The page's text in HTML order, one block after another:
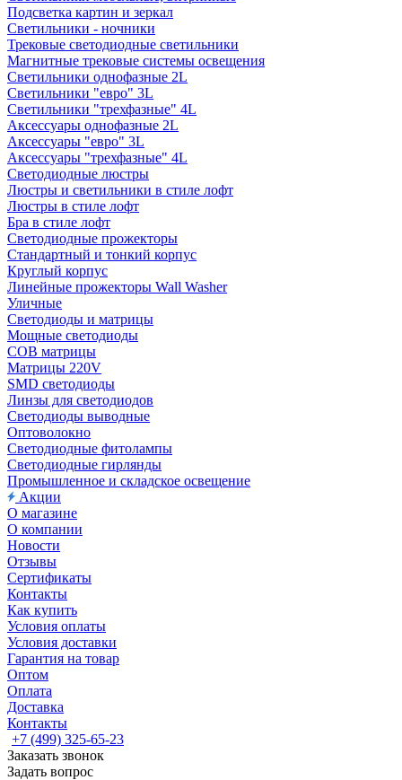
Подсветка картин и зеркал
Светильники - ночники
Трековые светодиодные светильники
Магнитные трековые системы освещения
Светильники однофазные 2L
Светильники "евро" 3L
Светильники "трехфазные" 4L
Аксессуары однофазные 2L
Аксессуары "евро" 3L
Аксессуары "трехфазные" 4L
Светодиодные люстры
Люстры и светильники в стиле лофт
Люстры в стиле лофт
Бра в стиле лофт
Светодиодные прожекторы
Стандартный и тонкий корпус
Круглый корпус
Линейные прожекторы Wall Washer
Уличные
Светодиоды и матрицы
Мощные светодиоды
COB матрицы
Матрицы 220V
SMD светодиоды
Линзы для светодиодов
Светодиоды выводные
Оптоволокно
Светодиодные фитолампы
Светодиодные гирлянды
Промышленное и складское освещение
Акции
О магазине
О компании
Новости
Отзывы
Сертификаты
Контакты
Как купить
Условия оплаты
Условия доставки
Гарантия на товар
Оптом
Оплата
Доставка
Контакты
+7 (499) 325-65-23
Заказать звонок
Задать вопрос